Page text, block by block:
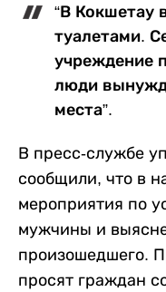
“В Кокшетау
туалетами.
учреждение
люди
места”.
В пресс-службе
сообщили, что в
мероприятия по
мужчины и
произошедшего.
просят граждан